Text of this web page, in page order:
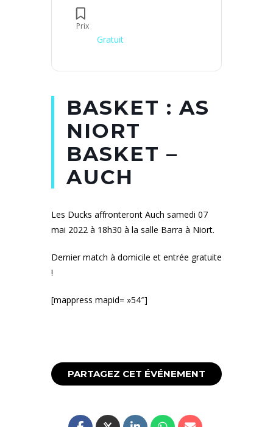
Prix
Gratuit
BASKET : AS
NIORT
BASKET –
AUCH
Les Ducks affronteront Auch samedi 07
mai 2022 à 18h30 à la salle Barra à Niort.
Dernier match à domicile et entrée gratuite
!
[mappress mapid= »54″]
PARTAGEZ CET ÉVÉNEMENT